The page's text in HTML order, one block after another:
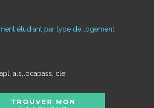
étudiant par type de logement
als,locapass, cle
TROUVER MON